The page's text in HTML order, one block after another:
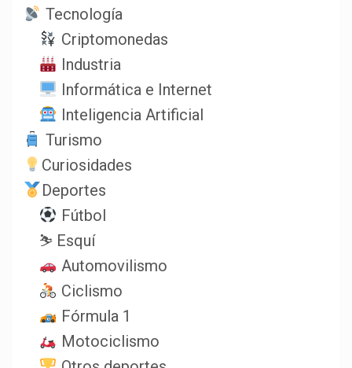
Tecnología
Criptomonedas
Industria
Informática e Internet
Inteligencia Artificial
Turismo
Curiosidades
Deportes
Fútbol
⛷️ Esquí
Automovilismo
Ciclismo
Fórmula 1
Motociclismo